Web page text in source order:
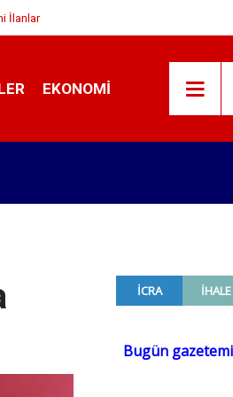
İlanlar
EKONOMI